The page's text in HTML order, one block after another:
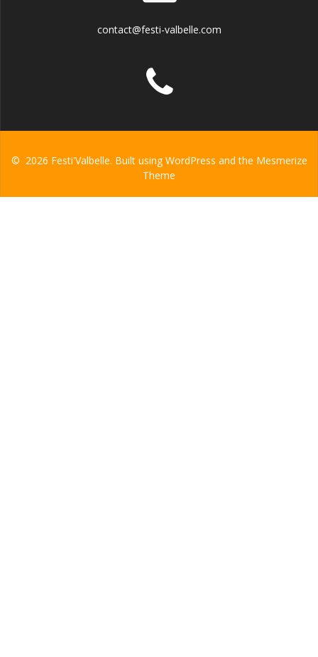
contact@festi-valbelle.com
© 2026 Festi'Valbelle. Built using WordPress and the Mesmerize
Theme